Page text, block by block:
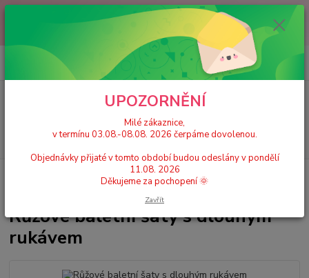
Milé zákaznice, v termínu 03.08.-08.08. 2026 čerpáme dovolenou.
Objednávky přijaté v tomto období budou odeslány v pondělí 11.08.
2026 Děkujeme za pochopení 🌞
CZK
Hledat
+420 777 224 390
(Po-Pá, 9-17 hod.)
0 Kč
Dívčí gymnastické dresy a sety
Růžové baletní šaty s dlouhým
Růžové baletní šaty s dlouhým
rukávem
UPOZORNĚNÍ
Milé zákaznice,
v termínu 03.08.-08.08. 2026 čerpáme dovolenou.
Objednávky přijaté v tomto období budou odeslány v pondělí
11.08. 2026
Děkujeme za pochopení 🌞
Zavřít